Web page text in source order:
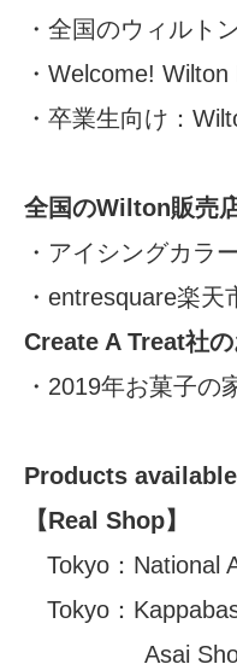
・ 全国のウィルト
・ Welcome!
・卒業生向け：
全国のWilton販売
・ アイシングカラ
・ entresquare楽天
Create A Treat社
・ 2019年お菓子の
Products
【Real Shop】
Tokyo： National
Tokyo：
Asai